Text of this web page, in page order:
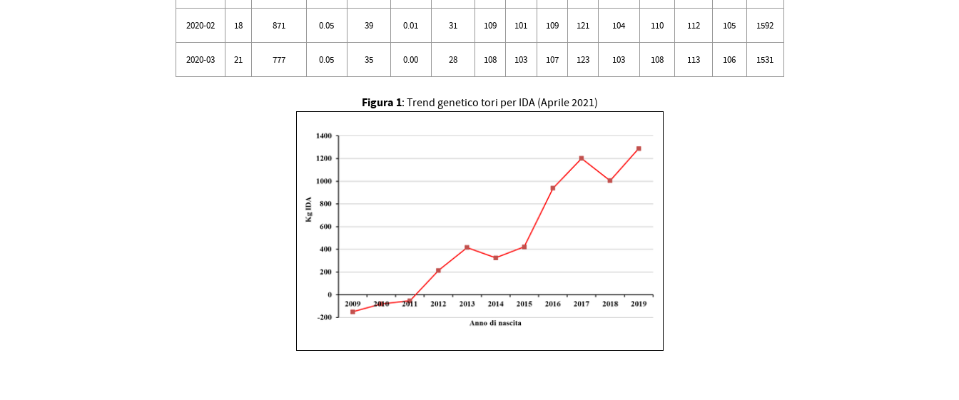
2020-02 18 871 0.05 39 0.01 31 109 101 109 121 104 110 112 105 1592
2020-03 21 777 0.05 35 0.00 28 108 103 107 123 103 108 113 106 1531
Figura 1: Trend genetico tori per IDA (Aprile 2021)